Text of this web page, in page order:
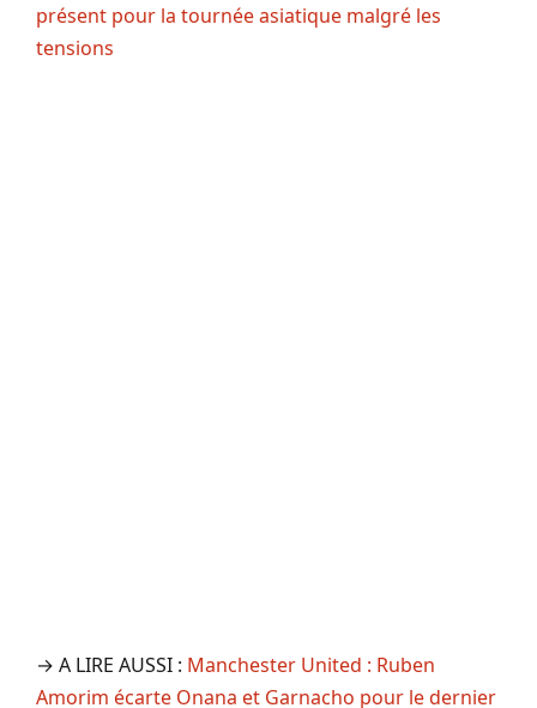
présent pour la tournée asiatique malgré les
tensions
→ A LIRE AUSSI : Manchester United : Ruben
Amorim écarte Onana et Garnacho pour le dernier